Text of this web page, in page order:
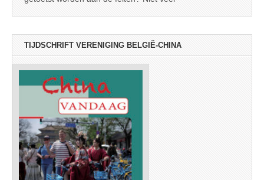
TIJDSCHRIFT VERENIGING BELGIË-CHINA